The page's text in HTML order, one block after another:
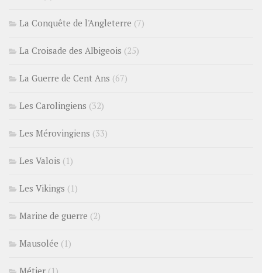
La Conquête de l'Angleterre (7)
La Croisade des Albigeois (25)
La Guerre de Cent Ans (67)
Les Carolingiens (32)
Les Mérovingiens (33)
Les Valois (1)
Les Vikings (1)
Marine de guerre (2)
Mausolée (1)
Métier (1)